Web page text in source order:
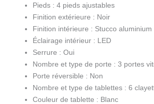
Pieds : 4 pieds ajustables
Finition extérieure : Noir
Finition intérieure : Stucco aluminium
Éclairage intérieur : LED
Serrure : Oui
Nombre et type de porte : 3 portes
Porte réversible : Non
Nombre et type de tablettes : 6
Couleur de tablette : Blanc